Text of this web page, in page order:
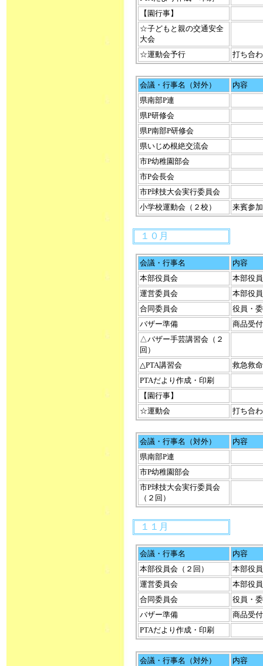
【園行事】
☆子どもと親の交通安全
大会
☆運動会予行
打ち合
会議・行事名（対外）
内容
県南部P連
県P研修会
県P南部P研修会
県いじめ根絶交流会
市P幼稚園部会
市P会長会
市P球技大会実行委員会
小学校運動会（２校）
来賓参加
１０月
会議・行事名
内容
本部役員会
本部役
運営委員会
本部役
合同委員会
役員・
バザー準備
商品受
△バザー手芸講習会（２
回）
△PTA講習会
救急救
PTAだより作成・印刷
【園行事】
☆運動会
打ち合
会議・行事名（対外）
内容
県南部P連
市P幼稚園部会
市P球技大会実行委員会
（２回）
１１月
会議・行事名
内容
本部役員会（２回）
本部役
運営委員会
本部役
合同委員会
役員・
バザー準備
商品受
PTAだより作成・印刷
会議・行事名（対外）
内容